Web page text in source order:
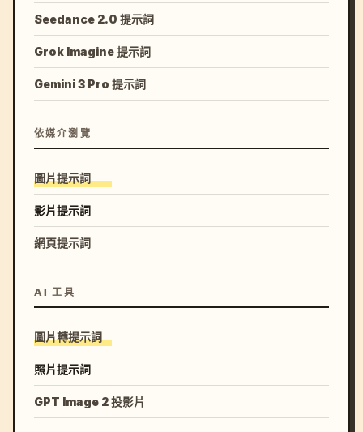
Seedance 2.0 提示詞
Grok Imagine 提示詞
Gemini 3 Pro 提示詞
依媒介瀏覽
圖片提示詞
影片提示詞
網頁提示詞
AI 工具
圖片轉提示詞
照片提示詞
GPT Image 2 投影片